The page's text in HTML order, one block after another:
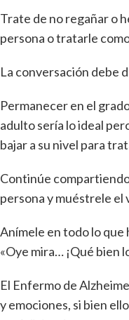
Trate de no regañar o
persona o tratarle
La conversación debe
Permanecer en el
adulto sería lo ideal
bajar a su nivel para
Continúe
persona y muéstrele el
Anímele en todo lo que
«Oye mira… ¡Qué bien
El Enfermo de
y emociones, si bien